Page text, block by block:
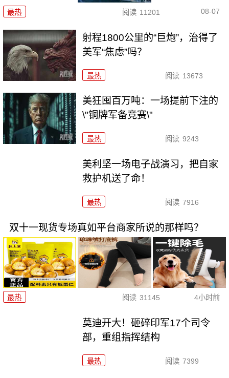
最热 阅读 11201 08-07
射程1800公里的“巨炮”，治得了
美军“焦虑”吗？
最热 阅读 13673
美狂囤百万吨：一场提前下注的
\"铜牌军备竞赛\"
最热 阅读 9243
美利坚一场电子战演习，把自家
救护机送了命！
最热 阅读 7916
双十一现货专场真如平台商家所说的那样吗？
最热 阅读 31145 4小时前
莫迪开大！砸碎印军17个司令
部，重组指挥结构
最热 阅读 7399